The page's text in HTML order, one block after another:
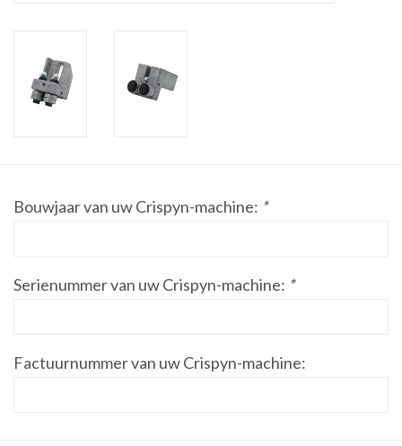
Verspaanbaar materiaal |
Varia |
Machines |
Relatiegeschenken |
Bouwjaar van uw Crispyn-machine: *
Serienummer van uw Crispyn-machine: *
Factuurnummer van uw Crispyn-machine: